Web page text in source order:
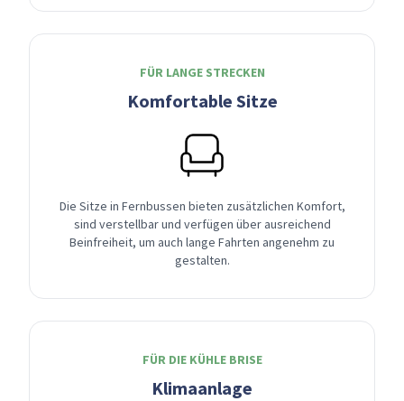
FÜR LANGE STRECKEN
Komfortable Sitze
Die Sitze in Fernbussen bieten zusätzlichen Komfort,
sind verstellbar und verfügen über ausreichend
Beinfreiheit, um auch lange Fahrten angenehm zu
gestalten.
FÜR DIE KÜHLE BRISE
Klimaanlage